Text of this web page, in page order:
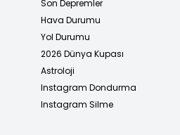
Son Depremler
Hava Durumu
Yol Durumu
2026 Dünya Kupası
Astroloji
Instagram Dondurma
Instagram Silme